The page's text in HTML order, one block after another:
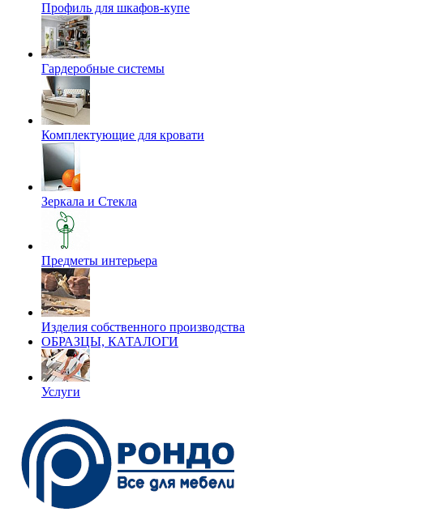
Профиль для шкафов-купе
Гардеробные системы
Комплектующие для кровати
Зеркала и Стекла
Предметы интерьера
Изделия собственного производства
ОБРАЗЦЫ, КАТАЛОГИ
Услуги